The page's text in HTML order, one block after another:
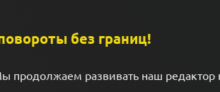
без границ!
продолжаем развивать наш редактор